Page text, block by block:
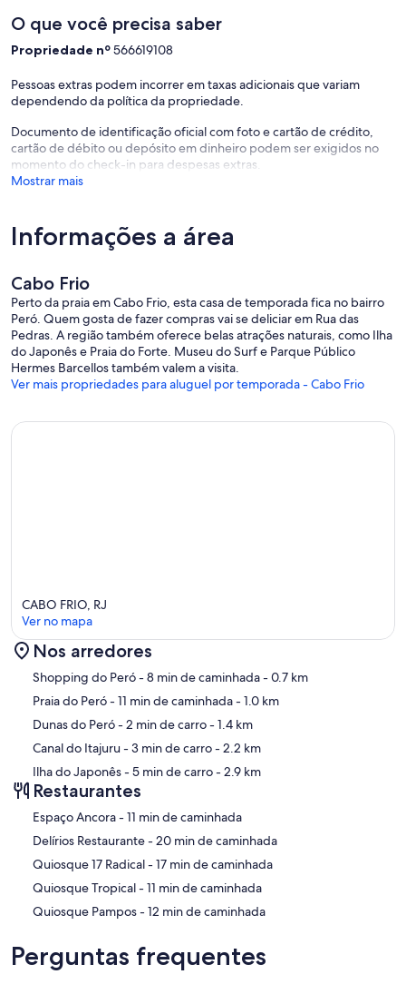
O que você precisa saber
Propriedade nº566619108
Pessoas extras podem incorrer em taxas adicionais que variam
dependendo da política da propriedade.
Documento de identificação oficial com foto e cartão de crédito,
cartão de débito ou depósito em dinheiro podem ser exigidos no
momento do check-in para despesas extras.
Mostrar mais
Informações a área
Cabo Frio
Perto da praia em Cabo Frio, esta casa de temporada fica no bairro
Peró. Quem gosta de fazer compras vai se deliciar em Rua das
Pedras. A região também oferece belas atrações naturais, como Ilha
do Japonês e Praia do Forte. Museu do Surf e Parque Público
Hermes Barcellos também valem a visita.
Ver mais propriedades para aluguel por temporada - Cabo Frio
Mapa
CABO FRIO, RJ
Ver no mapa
Nos arredores
Shopping do Peró- 8 min de caminhada- 0.7 km
Praia do Peró- 11 min de caminhada- 1.0 km
Dunas do Peró- 2 min de carro- 1.4 km
Canal do Itajuru - 3 min de carro- 2.2 km
Ilha do Japonês- 5 min de carro- 2.9 km
Restaurantes
‪Espaço Ancora - ‬11 min de caminhada
‪Delírios Restaurante - ‬20 min de caminhada
‪Quiosque 17 Radical - ‬17 min de caminhada
‪Quiosque Tropical - ‬11 min de caminhada
‪Quiosque Pampos - ‬12 min de caminhada
Perguntas frequentes